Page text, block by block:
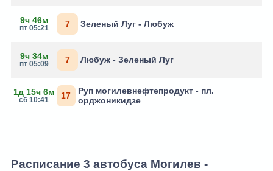
9ч 46м
пт 05:21 7 Зеленый Луг - Любуж
9ч 34м
пт 05:09 7 Любуж - Зеленый Луг
1д 15ч 6м
сб 10:41 17
Руп могилевнефтепродукт - пл.
орджоникидзе
Расписание 3 автобуса Могилев -